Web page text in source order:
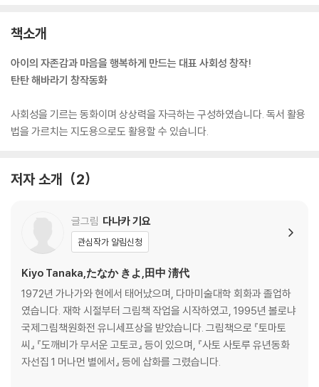
책소개
아이의 자존감과 마음을 행복하게 만드는 대표 사회성 창작!
탄탄 해바라기 창작동화
사회성을 기르는 동화이며 상상력을 자극하는 구성하였습니다. 독서 활용
법을 가르치는 지도용으로도 활용할 수 있습니다.
저자 소개 2
글그림 다나카 기요
관심작가 알림신청
Kiyo Tanaka,たなか きよ,田中 淸代
1972년 가나가와 현에서 태어났으며, 다마미술대학 회화과 졸업하
였습니다. 재학 시절부터 그림책 작업을 시작하였고, 1995년 볼로냐
국제그림책원화전 유니세프상을 받았습니다. 그림책으로 『토마토
씨』 『도깨비가 무서운 고토코』 등이 있으며, 『사토 사토루 유년동화
자선집 1 머나먼 별에서』 등에 삽화를 그렸습니다.